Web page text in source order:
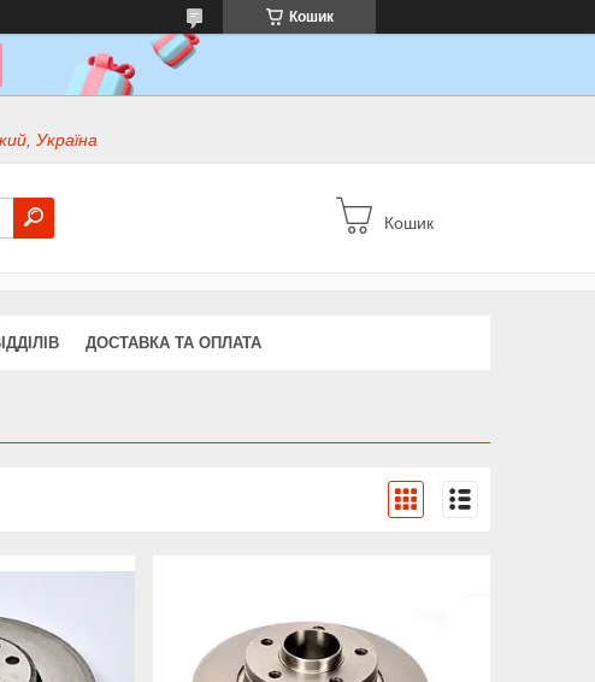
Кошик
Україна
Кошик
ДОСТАВКА ТА ОПЛАТА